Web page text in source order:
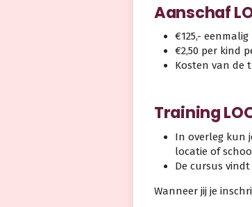
Aanschaf
€125,-
€2,50 per kind
Kosten van de
Training
In overleg kun
locatie of
De cursus
Wanneer jij je